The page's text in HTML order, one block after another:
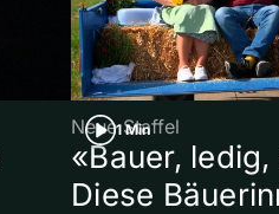
1 Min
Neue Staffel
«Bauer,
Diese